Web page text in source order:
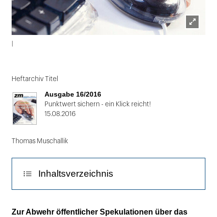
1
von
2:
Heftarchiv Titel
Ausgabe 16/2016
Punktwert sichern - ein Klick reicht!
15.08.2016
Thomas Muschallik
Inhaltsverzeichnis
Wie das Informations- defizit (aus-)genutzt
Zur Abwehr öffentlicher Spekulationen über das